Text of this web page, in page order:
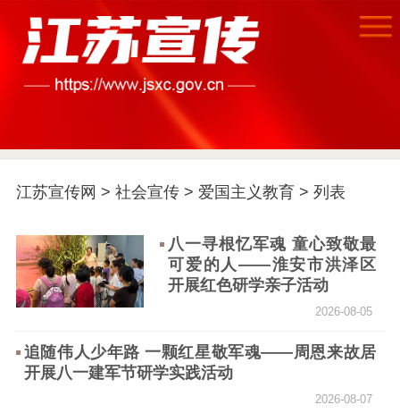
首页
公示公告
信息公开指南
江苏宣传网 > 社会宣传> 爱国主义教育> 列表
八一寻根忆军魂 童心致敬最
可爱的人——淮安市洪泽区
开展红色研学亲子活动
2026-08-05
追随伟人少年路 一颗红星敬军魂——周恩来故居
开展八一建军节研学实践活动
2026-08-07